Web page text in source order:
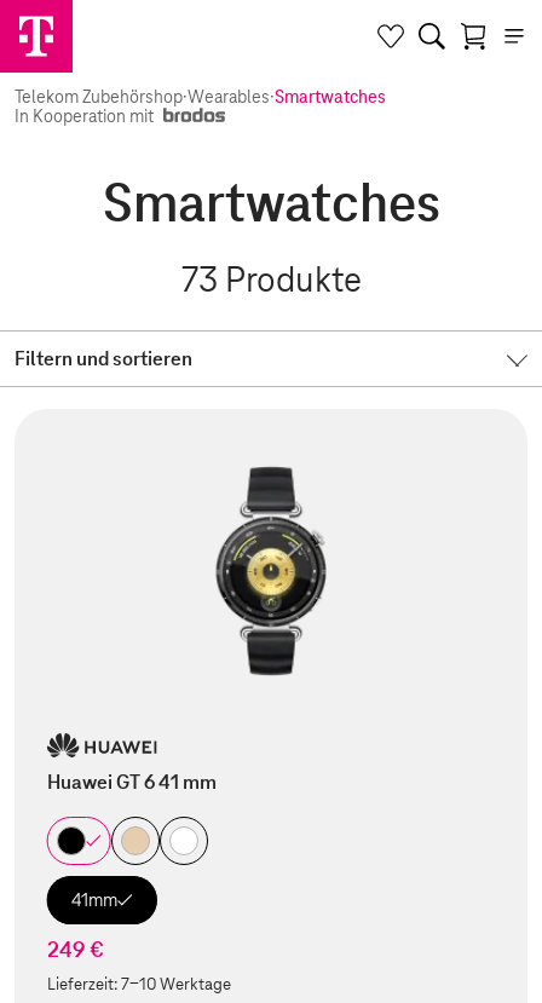
Telekom Zubehörshop·Wearables·Smartwatches
In Kooperation mit
Smartwatches
73 Produkte
Filtern und sortieren
Huawei GT 6 41 mm
41mm
249 €
Lieferzeit:7-10 Werktage